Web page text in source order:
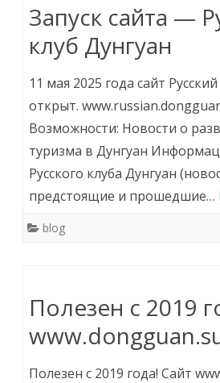
Запуск сайта —
клуб Дунгуан
11 мая 2025 года сайт
открыт.
Возможности: Новости о
туризма в Дунгуан
Русского клуба Дунгуан
предстоящие и прошедшие…
blog
Полезен с 2019
Полезен с 2019 года! Сайт